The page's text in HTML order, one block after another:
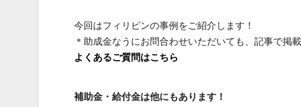
今回はフィリピンの事例をご紹介します！
＊助成金なうにお問合わせいただいても、記事で掲
よくあるご質問はこちら
補助金・給付金は他にもあります！